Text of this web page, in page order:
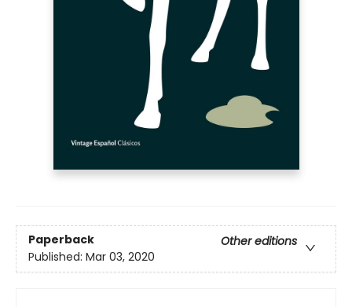
Paperback
Other editions
Published: Mar 03, 2020